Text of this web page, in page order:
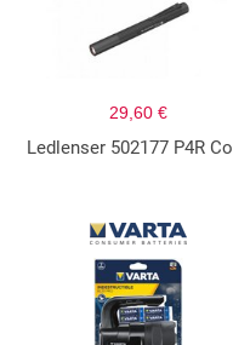
29,60 €
Ledlenser 502177 P4R